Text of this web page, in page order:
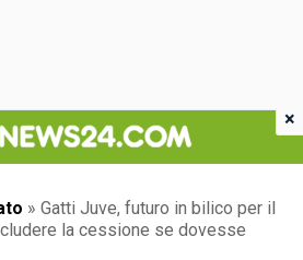
» Gatti Juve, futuro in bilico per il
la cessione se dovesse
×